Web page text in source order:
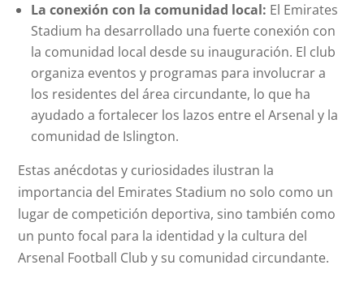
La conexión con la comunidad local: El Emirates
Stadium ha desarrollado una fuerte conexión con
la comunidad local desde su inauguración. El club
organiza eventos y programas para involucrar a
los residentes del área circundante, lo que ha
ayudado a fortalecer los lazos entre el Arsenal y la
comunidad de Islington.
Estas anécdotas y curiosidades ilustran la
importancia del Emirates Stadium no solo como un
lugar de competición deportiva, sino también como
un punto focal para la identidad y la cultura del
Arsenal Football Club y su comunidad circundante.